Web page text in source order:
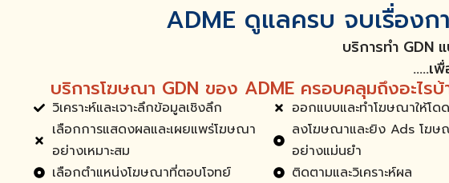
ADME ดูแลครบ จบเรื่อง
บริการทำ GDN
…..เ
บริการโฆษณา GDN ของ ADME ครอบคลุมถึงอะไรบ้
วิเคราะห์และเจาะลึกข้อมูลเชิงลึก
เลือกการแสดงผลและเผยแพร่โฆษณา
อย่างเหมาะสม
เลือกตำแหน่งโฆษณาที่ตอบโจทย์
ออกแบบและทำโฆษณาให้โด
ลงโฆษณาและยิง Ads โฆษ
อย่างแม่นยำ
ติดตามและวิเคราะห์ผล